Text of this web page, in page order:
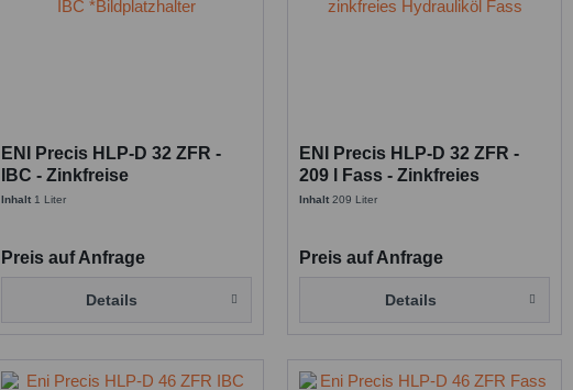
ENI Precis HLP-D 32 ZFR -
IBC - Zinkfreise
detergierendes Hydrauliköl
Inhalt 1 Liter
Preis auf Anfrage
Details
ENI Precis HLP-D 32 ZFR -
209 l Fass - Zinkfreies
detergierendes Hydrauliköl
Inhalt209 Liter
Preis auf Anfrage
Details